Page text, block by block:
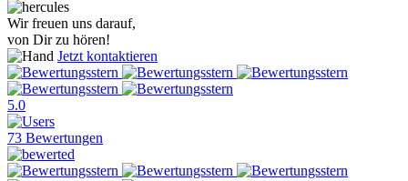
Wir freuen uns darauf,
von Dir zu hören!
Jetzt kontaktieren
5.0
73 Bewertungen